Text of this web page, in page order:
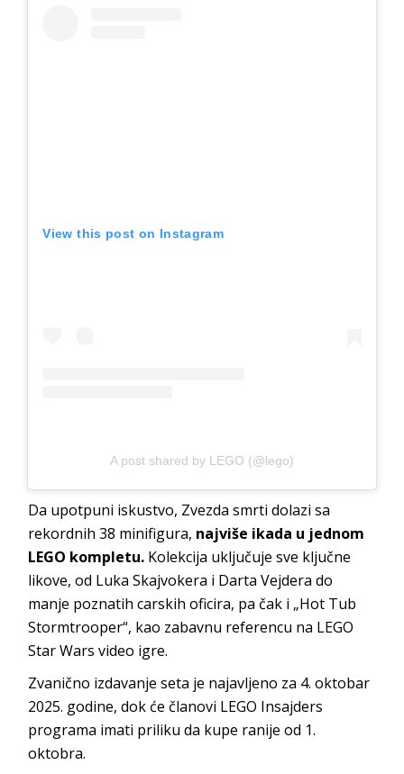
View this post on Instagram
A post shared by LEGO (@lego)
Da upotpuni iskustvo, Zvezda smrti dolazi sa
rekordnih 38 minifigura, najviše ikada u jednom
LEGO kompletu. Kolekcija uključuje sve ključne
likove, od Luka Skajvokera i Darta Vejdera do
manje poznatih carskih oficira, pa čak i „Hot Tub
Stormtrooper“, kao zabavnu referencu na LEGO
Star Wars video igre.
Zvanično izdavanje seta je najavljeno za 4. oktobar
2025. godine, dok će članovi LEGO Insajders
programa imati priliku da kupe ranije od 1.
oktobra.